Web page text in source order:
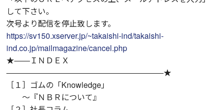
して下さい。
次号より配信を停止致します。
https://sv150.xserver.jp/~takaishi-ind/takaishi-
ind.co.jp/mailmagazine/cancel.php
★――ＩＮＤＥＸ
――――――――――――――――――――★
［１］ゴムの「Knowledge」
～『ＮＢＲについて』